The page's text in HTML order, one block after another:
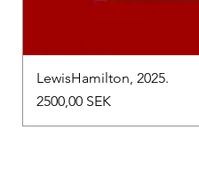
LewisHamilton, 2025.
Precio
2500,00 SEK